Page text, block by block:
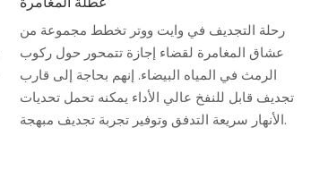
رحلة التجديف في وايت ووتر تخطط مجموعة من
عشاق المغامرة لقضاء إجازة تتمحور حول ركوب
الرمث في المياه البيضاء. إنهم بحاجة إلى قارب
تجديف قابل للنفخ عالي الأداء يمكنه تحمل تحديات
الأنهار سريعة التدفق وتوفير تجربة تجديف مبهجة.